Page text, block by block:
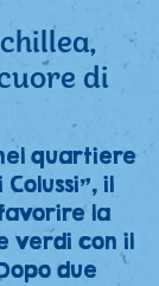
di
quartiere
il
la
verdi con il
due